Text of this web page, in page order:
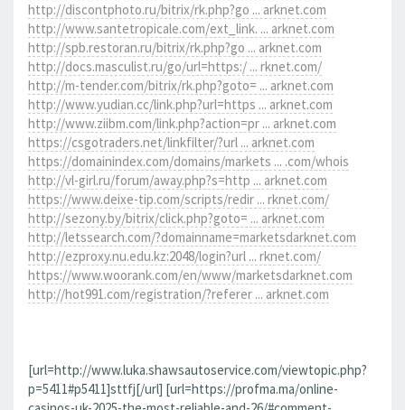
http://discontphoto.ru/bitrix/rk.php?go ... arknet.com
http://www.santetropicale.com/ext_link. ... arknet.com
http://spb.restoran.ru/bitrix/rk.php?go ... arknet.com
http://docs.masculist.ru/go/url=https:/ ... rknet.com/
http://m-tender.com/bitrix/rk.php?goto= ... arknet.com
http://www.yudian.cc/link.php?url=https ... arknet.com
http://www.ziibm.com/link.php?action=pr ... arknet.com
https://csgotraders.net/linkfilter/?url ... arknet.com
https://domainindex.com/domains/markets ... .com/whois
http://vl-girl.ru/forum/away.php?s=http ... arknet.com
https://www.deixe-tip.com/scripts/redir ... rknet.com/
http://sezony.by/bitrix/click.php?goto= ... arknet.com
http://letssearch.com/?domainname=marketsdarknet.com
http://ezproxy.nu.edu.kz:2048/login?url ... rknet.com/
https://www.woorank.com/en/www/marketsdarknet.com
http://hot991.com/registration/?referer ... arknet.com
[url=http://www.luka.shawsautoservice.com/viewtopic.php?
p=5411#p5411]sttfj[/url] [url=https://profma.ma/online-